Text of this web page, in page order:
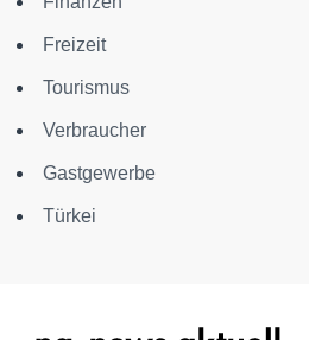
Freizeit
Tourismus
Verbraucher
Gastgewerbe
Türkei